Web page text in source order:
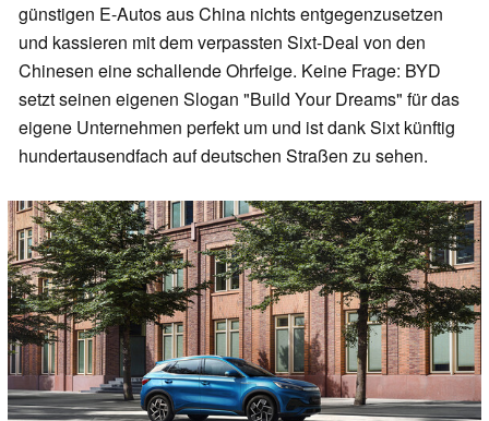
günstigen E-Autos aus China nichts entgegenzusetzen
und kassieren mit dem verpassten Sixt-Deal von den
Chinesen eine schallende Ohrfeige. Keine Frage: BYD
setzt seinen eigenen Slogan "Build Your Dreams" für das
eigene Unternehmen perfekt um und ist dank Sixt künftig
hundertausendfach auf deutschen Straßen zu sehen.